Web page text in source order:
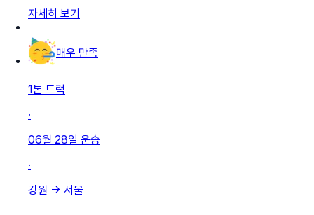
자세히 보기
매우 만족
1톤 트럭
·
06월 28일 운송
·
강원 → 서울